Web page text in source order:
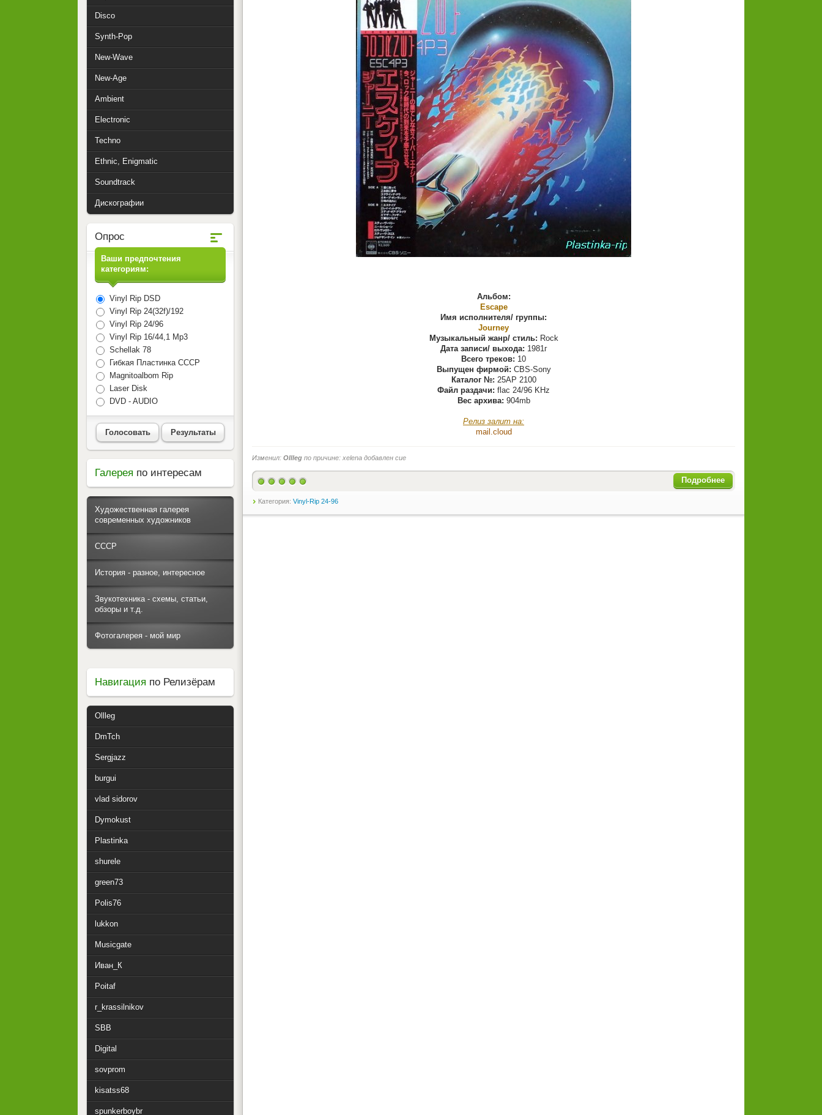
Альбом:
Escape
Имя исполнителя/ группы:
Journey
Музыкальный жанр/ стиль: Rock
Дата записи/ выхода: 1981г
Всего треков: 10
Выпущен фирмой: CBS-Sony
Каталог №: 25AP 2100
Файл раздачи: flac 24/96 KHz
Вес архива: 904mb
Релиз залит на:
mail.cloud
Изменил: Ollleg по причине: xelena добавлен cue
Подробнее
Категория: Vinyl-Rip 24-96
Disco
Synth-Pop
New-Wave
New-Age
Ambient
Electronic
Techno
Ethnic, Enigmatic
Soundtrack
Дискографии
Опрос
Ваши предпочтения
категориям:
Vinyl Rip DSD
Vinyl Rip 24(32f)/192
Vinyl Rip 24/96
Vinyl Rip 16/44,1 Mp3
Schellak 78
Гибкая Пластинка СССР
Magnitoalbom Rip
Laser Disk
DVD - AUDIO
Голосовать Результаты
Галерея по интересам
Художественная галерея
современных художников
СССР
История - разное, интересное
Звукотехника - схемы, статьи,
обзоры и т.д.
Фотогалерея - мой мир
Навигация по Релизёрам
Ollleg
DmTch
Sergjazz
burgui
vlad sidorov
Dymokust
Plastinka
shurele
green73
Polis76
lukkon
Musicgate
Иван_К
Poitaf
r_krassilnikov
SBB
Digital
sovprom
kisatss68
spunkerboybr